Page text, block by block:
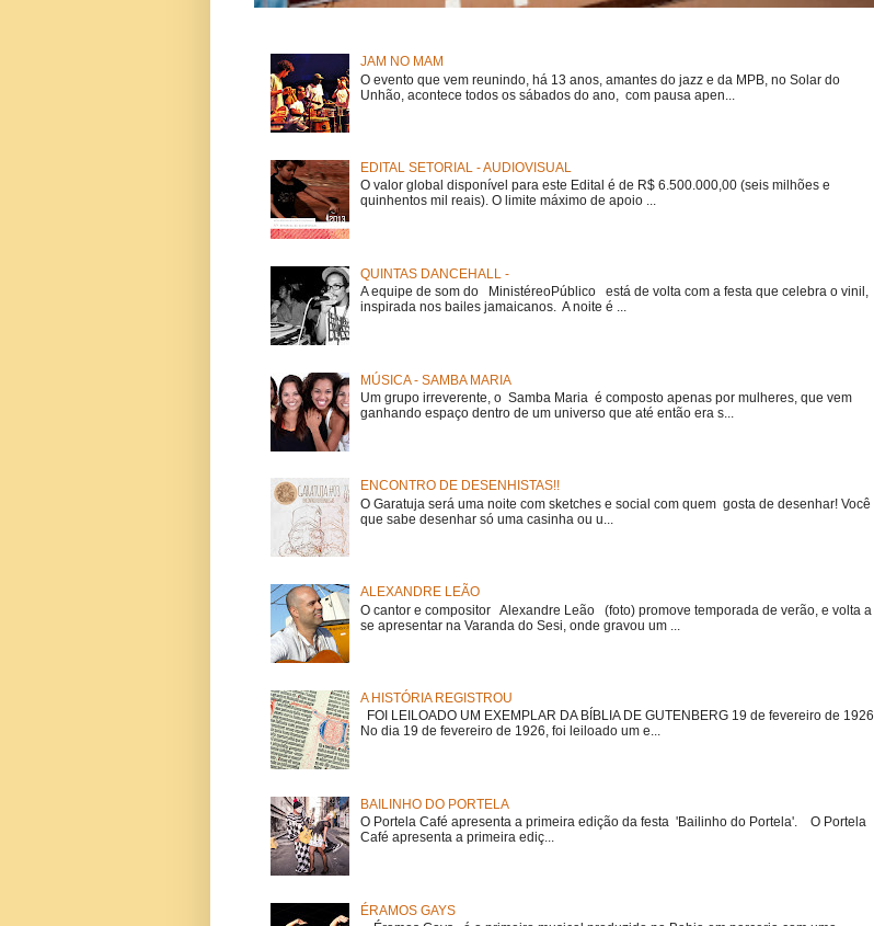
JAM NO MAM
O evento que vem reunindo, há 13 anos, amantes do jazz e da MPB, no Solar do
Unhão, acontece todos os sábados do ano, com pausa apen...
EDITAL SETORIAL - AUDIOVISUAL
O valor global disponível para este Edital é de R$ 6.500.000,00 (seis milhões e
quinhentos mil reais). O limite máximo de apoio ...
QUINTAS DANCEHALL -
A equipe de som do MinistéreoPúblico está de volta com a festa que celebra o vinil,
inspirada nos bailes jamaicanos. A noite é ...
MÚSICA - SAMBA MARIA
Um grupo irreverente, o Samba Maria é composto apenas por mulheres, que vem
ganhando espaço dentro de um universo que até então era s...
ENCONTRO DE DESENHISTAS!!
O Garatuja será uma noite com sketches e social com quem gosta de desenhar! Você
que sabe desenhar só uma casinha ou u...
ALEXANDRE LEÃO
O cantor e compositor Alexandre Leão (foto) promove temporada de verão, e volta a
se apresentar na Varanda do Sesi, onde gravou um ...
A HISTÓRIA REGISTROU
FOI LEILOADO UM EXEMPLAR DA BÍBLIA DE GUTENBERG 19 de fevereiro de 1926
No dia 19 de fevereiro de 1926, foi leiloado um e...
BAILINHO DO PORTELA
O Portela Café apresenta a primeira edição da festa 'Bailinho do Portela'. O Portela
Café apresenta a primeira ediç...
ÉRAMOS GAYS